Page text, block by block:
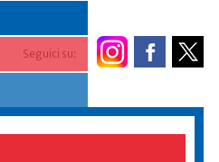
Seguici su: